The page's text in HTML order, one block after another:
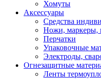
Хомуты
Аксессуары
Средства
Ножи, маркеры,
Перчатки
Упаковочные
Электроды,
Огнезащитные
Ленты